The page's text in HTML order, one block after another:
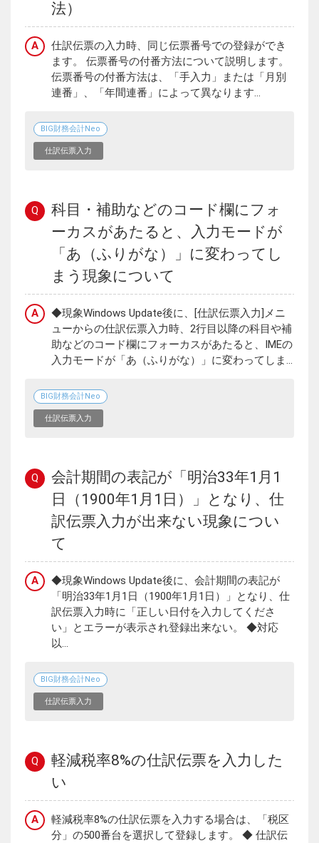
法）
A
仕訳伝票の入力時、同じ伝票番号での登録ができ
ます。 伝票番号の付番方法について説明します。
伝票番号の付番方法は、「手入力」または「月別
連番」、「年間連番」によって異なります...
BIG財務会計Neo
仕訳伝票入力
Q
科目・補助などのコード欄にフォ
ーカスがあたると、入力モードが
「あ（ふりがな）」に変わってし
まう現象について
A
◆現象Windows Update後に、[仕訳伝票入力]メニ
ューからの仕訳伝票入力時、2行目以降の科目や補
助などのコード欄にフォーカスがあたると、IMEの
入力モードが「あ（ふりがな）」に変わってしま...
BIG財務会計Neo
仕訳伝票入力
Q
会計期間の表記が「明治33年1月1
日（1900年1月1日）」となり、仕
訳伝票入力が出来ない現象につい
て
A
◆現象Windows Update後に、会計期間の表記が
「明治33年1月1日（1900年1月1日）」となり、仕
訳伝票入力時に「正しい日付を入力してくださ
い」とエラーが表示され登録出来ない。 ◆対応
以...
BIG財務会計Neo
仕訳伝票入力
Q
軽減税率8%の仕訳伝票を入力した
い
A
軽減税率8%の仕訳伝票を入力する場合は、「税区
分」の500番台を選択して登録します。 ◆ 仕訳伝